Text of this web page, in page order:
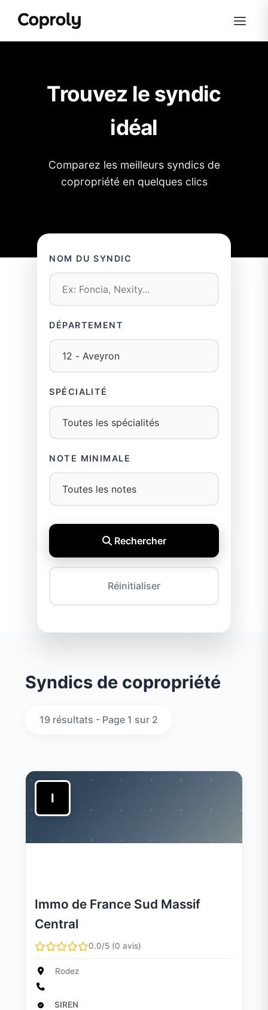
Trouvez le syndic
idéal
Comparez les meilleurs syndics de
copropriété en quelques clics
NOM DU SYNDIC
DÉPARTEMENT
SPÉCIALITÉ
NOTE MINIMALE
Rechercher
Réinitialiser
Syndics de copropriété
19 résultats - Page 1 sur 2
I
Immo de France Sud Massif
Central
0.0/5 (0 avis)
Rodez
SIREN